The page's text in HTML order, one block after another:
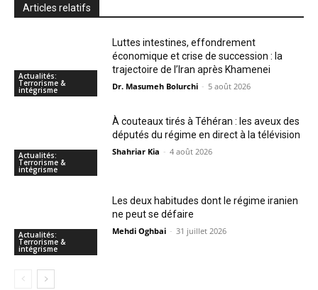
Articles relatifs
Actualités:
Terrorisme &
intégrisme
Luttes intestines, effondrement
économique et crise de succession : la
trajectoire de l’Iran après Khamenei
Dr. Masumeh Bolurchi - 5 août 2026
Actualités:
Terrorisme &
intégrisme
À couteaux tirés à Téhéran : les aveux des
députés du régime en direct à la télévision
Shahriar Kia - 4 août 2026
Actualités:
Terrorisme &
intégrisme
Les deux habitudes dont le régime iranien
ne peut se défaire
Mehdi Oghbai - 31 juillet 2026